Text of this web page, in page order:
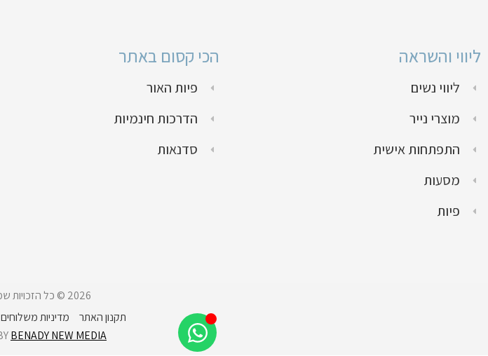
ליווי והשראה
ליווי נשים
מוצרי נייר
התפתחות אישית
מסעות
פיות
הכי קסום באתר
פיות האור
הדרכות חינמיות
סדנאות
2026 © כל הזכויות שמורות לטלפלא
תקנון האתר
מדיניות
BENADY NEW MEDIA